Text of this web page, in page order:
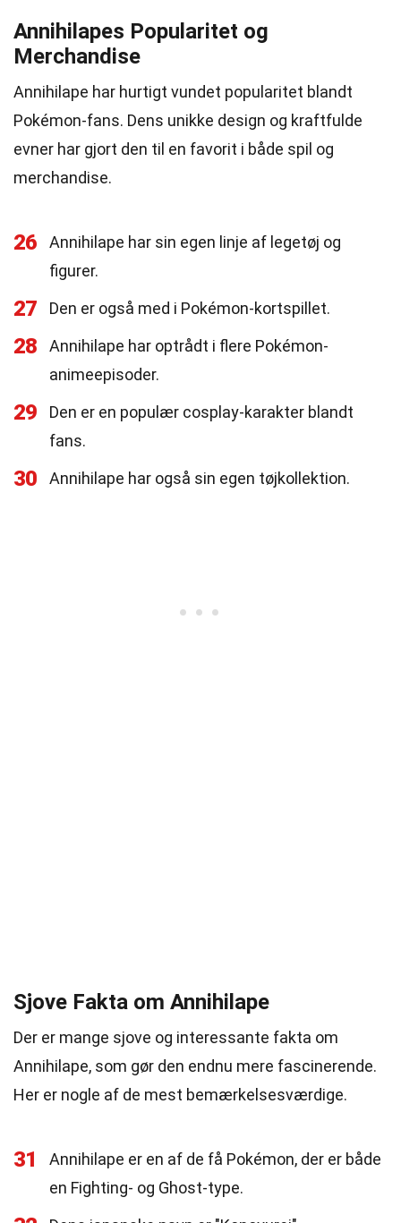
Annihilapes Popularitet og
Merchandise
Annihilape har hurtigt vundet popularitet blandt
Pokémon-fans. Dens unikke design og kraftfulde
evner har gjort den til en favorit i både spil og
merchandise.
26
Annihilape har sin egen linje af legetøj og
figurer.
27 Den er også med i Pokémon-kortspillet.
28
Annihilape har optrådt i flere Pokémon-
animeepisoder.
29
Den er en populær cosplay-karakter blandt
fans.
30 Annihilape har også sin egen tøjkollektion.
Sjove Fakta om Annihilape
Der er mange sjove og interessante fakta om
Annihilape, som gør den endnu mere fascinerende.
Her er nogle af de mest bemærkelsesværdige.
31
Annihilape er en af de få Pokémon, der er både
en Fighting- og Ghost-type.